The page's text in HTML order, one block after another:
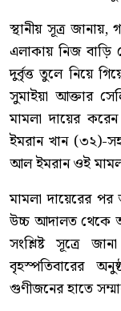
স্থানীয় সূত্র
এলাকায় নিজ বাড়ি
দুর্বৃত্ত তুলে নিয়ে
সুমাইয়া আক্তার
মামলা দায়ের
ইমরান খান (৩২)-
আল ইমরান ওই
মামলা দায়েরের
উচ্চ আদালত থেকে
সংশ্লিষ্ট সূত্রে
বৃহস্পতিবারের
গুণীজনের হাতে